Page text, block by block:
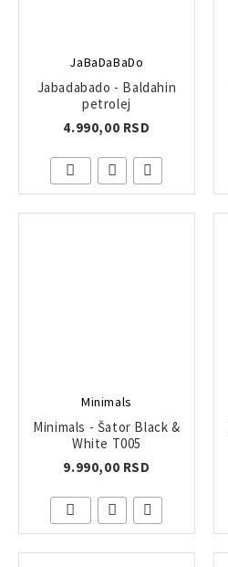
JaBaDaBaDo
Jabadabado - Baldahin
petrolej
4.990,00 RSD
Minimals
Minimals - Šator Black &
White T005
9.990,00 RSD